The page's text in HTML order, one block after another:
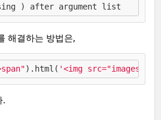
해결하는 방법은,
).html( '<img src="images/
.